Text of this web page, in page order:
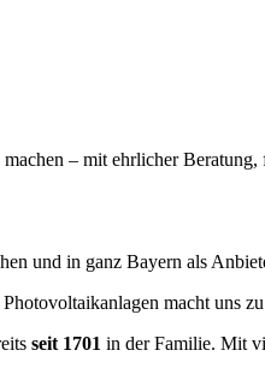
– mit ehrlicher
und in ganz Bayern als
macht uns
seit 1701 in der Familie. Mit